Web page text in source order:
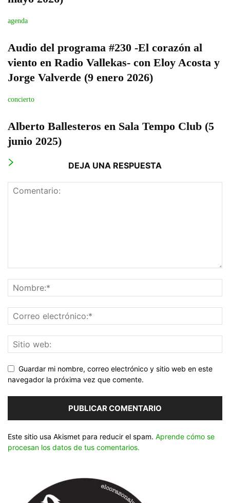
agenda
Audio del programa #230 -El corazón al
viento en Radio Vallekas- con Eloy Acosta y
Jorge Valverde (9 enero 2026)
concierto
Alberto Ballesteros en Sala Tempo Club (5
junio 2025)
DEJA UNA RESPUESTA
Guardar mi nombre, correo electrónico y sitio web en este
navegador la próxima vez que comente.
Este sitio usa Akismet para reducir el spam. Aprende cómo se
procesan los datos de tus comentarios.